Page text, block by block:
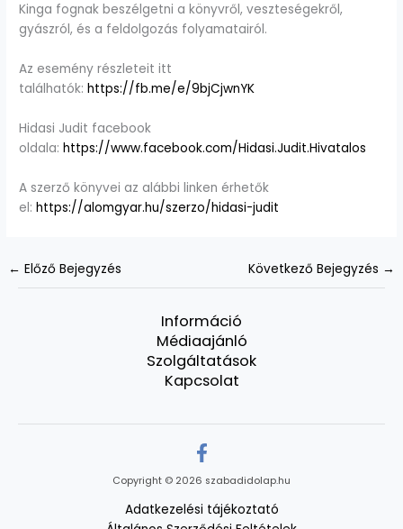
Kinga fognak beszélgetni a könyvről, veszteségekről,
gyászról, és a feldolgozás folyamatairól.
Az esemény részleteit itt
találhatók:https://fb.me/e/9bjCjwnYK
Hidasi Judit facebook
oldala:https://www.facebook.com/Hidasi.Judit.Hivatalos
A szerző könyvei az alábbi linken érhetők
el:https://alomgyar.hu/szerzo/hidasi-judit
← Előző Bejegyzés Következő Bejegyzés →
Információ
Médiaajánló
Szolgáltatások
Kapcsolat
Copyright © 2026 szabadidolap.hu
Adatkezelési tájékoztató